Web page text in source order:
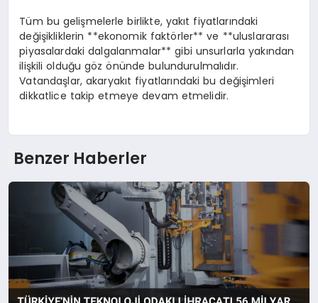
Tüm bu gelişmelerle birlikte, yakıt fiyatlarındaki
değişikliklerin **ekonomik faktörler** ve **uluslararası
piyasalardaki dalgalanmalar** gibi unsurlarla yakından
ilişkili olduğu göz önünde bulundurulmalıdır.
Vatandaşlar, akaryakıt fiyatlarındaki bu değişimleri
dikkatlice takip etmeye devam etmelidir.
Benzer Haberler